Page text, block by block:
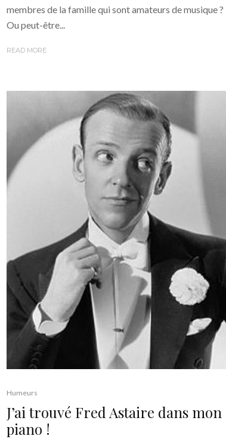
membres de la famille qui sont amateurs de musique ?
Ou peut-être...
READ MORE
Humeurs
J’ai trouvé Fred Astaire dans mon
piano !